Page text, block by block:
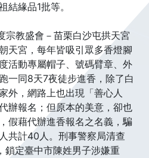
結緣品1批等。
宗教盛會－苗栗白沙屯拱天宮
天宮，每年皆吸引眾多香燈腳
活動專屬帽子、號碼臂章、外
一同8天7夜徒步進香，除了白
外，網路上也出現「善心人
辦報名；但原本的美意，卻也
假藉代辦進香報名之名義，騙
共計40人。刑事警察局清查
鎖定臺中市陳姓男子涉嫌重